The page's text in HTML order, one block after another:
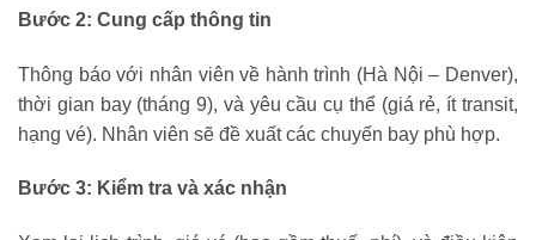
Bước 2: Cung cấp thông tin
Thông báo với nhân viên về hành trình (Hà Nội – Denver),
thời gian bay (tháng 9), và yêu cầu cụ thể (giá rẻ, ít transit,
hạng vé). Nhân viên sẽ đề xuất các chuyến bay phù hợp.
Bước 3: Kiểm tra và xác nhận